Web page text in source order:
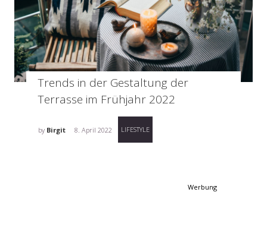
Trends in der Gestaltung der
Terrasse im Frühjahr 2022
by Birgit 8. April 2022 LIFESTYLE
Werbung